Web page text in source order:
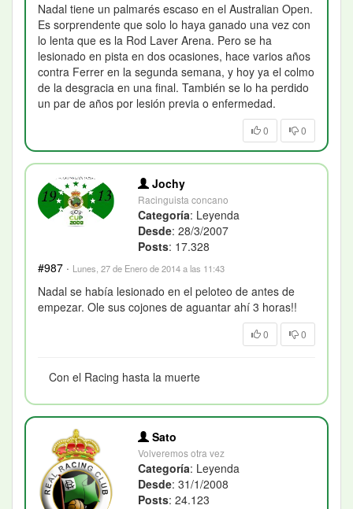
Nadal tiene un palmarés escaso en el Australian Open.
Es sorprendente que solo lo haya ganado una vez con
lo lenta que es la Rod Laver Arena. Pero se ha
lesionado en pista en dos ocasiones, hace varios años
contra Ferrer en la segunda semana, y hoy ya el colmo
de la desgracia en una final. También se lo ha perdido
un par de años por lesión previa o enfermedad.
0 0
Jochy
Racinguista concano
Categoría: Leyenda
Desde: 28/3/2007
Posts: 17.328
#987 · Lunes, 27 de Enero de 2014 a las 11:43
Nadal se había lesionado en el peloteo de antes de
empezar. Ole sus cojones de aguantar ahí 3 horas!!
0 0
Con el Racing hasta la muerte
Sato
Volveremos otra vez
Categoría: Leyenda
Desde: 31/1/2008
Posts: 24.123